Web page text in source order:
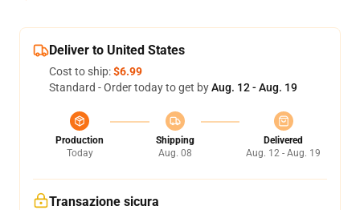
Deliver to United States
Cost to ship:$6.99
Standard - Order today to get byAug. 12 - Aug. 19
Production
Today
Shipping
Aug. 08
Delivered
Aug. 12 - Aug. 19
Transazione sicura